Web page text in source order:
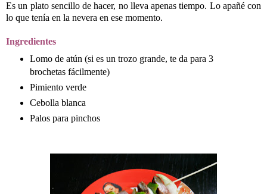
Es un plato sencillo de hacer, no lleva apenas tiempo. Lo apañé con
lo que tenía en la nevera en ese momento.
Ingredientes
Lomo de atún (si es un trozo grande, te da para 3
brochetas fácilmente)
Pimiento verde
Cebolla blanca
Palos para pinchos